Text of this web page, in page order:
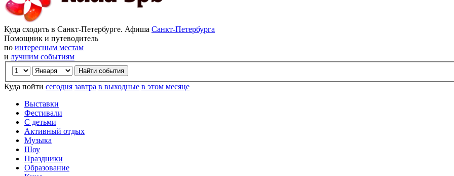
Куда сходить в Санкт-Петербурге. Афиша Санкт-Петербурга
Помощник и путеводитель
по интересным местам
и лучшим событиям
Куда пойти сегодня завтра в выходные в этом месяце
Выставки
Фестивали
С детьми
Активный отдых
Музыка
Шоу
Праздники
Образование